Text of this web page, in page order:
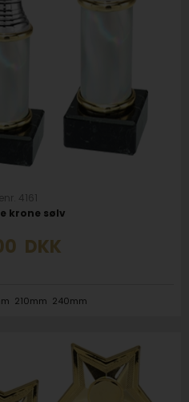
4161
krone sølv
DKK
210mm 240mm